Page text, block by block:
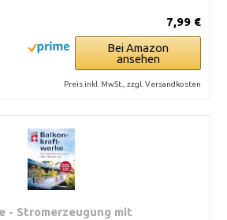
7,99 €
Bei Amazon
ansehen
Preis inkl. MwSt., zzgl. Versandkosten
- Stromerzeugung mit